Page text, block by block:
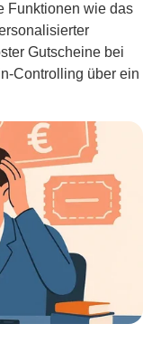
Funktionen wie das
Gutscheine bei
Controlling über ein